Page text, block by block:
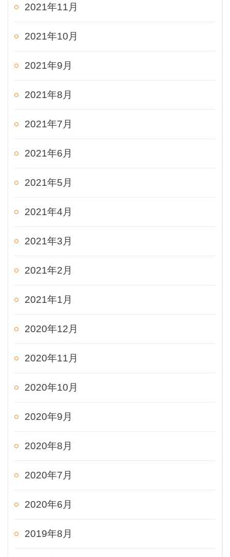
2021年11月
2021年10月
2021年9月
2021年8月
2021年7月
2021年6月
2021年5月
2021年4月
2021年3月
2021年2月
2021年1月
2020年12月
2020年11月
2020年10月
2020年9月
2020年8月
2020年7月
2020年6月
2019年8月